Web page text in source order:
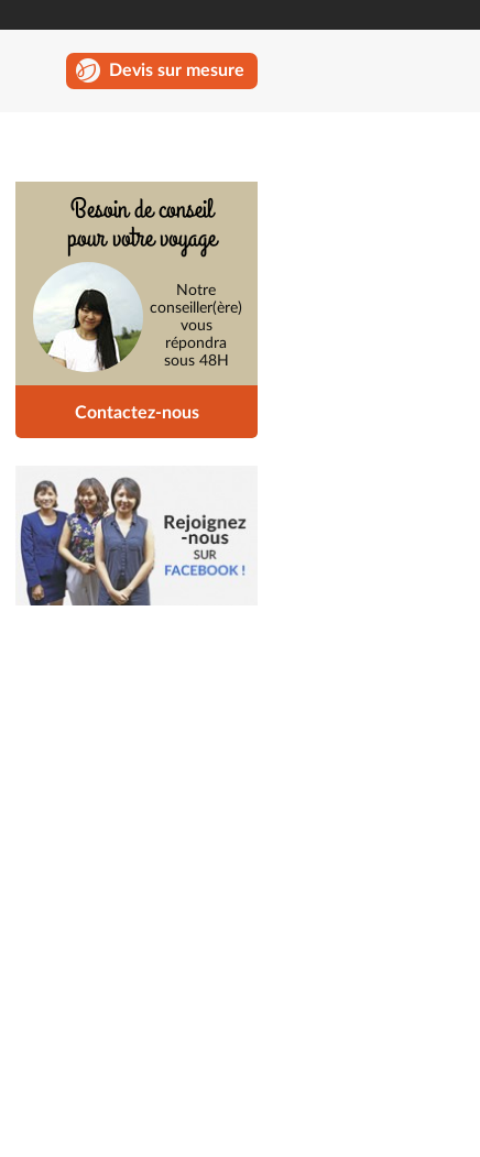
Devis sur mesure
Besoin de conseil
pour votre voyage
Notre
conseiller(ère)
vous
répondra
sous 48H
Contactez-nous